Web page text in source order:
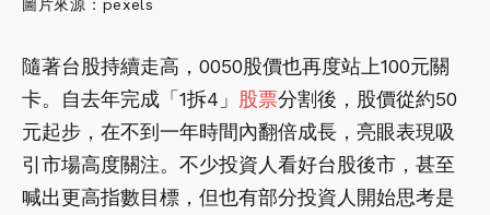
圖片來源：pexels
隨著台股持續走高，0050股價也再度站上100元關
卡。自去年完成「1拆4」 股票分割後，股價從約50
元起步，在不到一年時間內翻倍成長，亮眼表現吸
引市場高度關注。不少投資人看好台股後市，甚至
喊出更高指數目標，但也有部分投資人開始思考是